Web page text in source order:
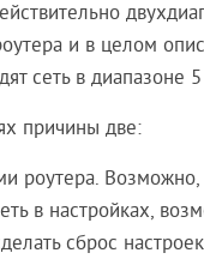
и в целом
сеть в
причины две:
роутера.
в настройках,
сброс